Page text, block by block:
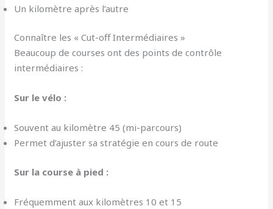
Un kilomètre après l’autre
Connaître les « Cut-off Intermédiaires »
Beaucoup de courses ont des points de contrôle
intermédiaires :
Sur le vélo :
Souvent au kilomètre 45 (mi-parcours)
Permet d’ajuster sa stratégie en cours de route
Sur la course à pied :
Fréquemment aux kilomètres 10 et 15